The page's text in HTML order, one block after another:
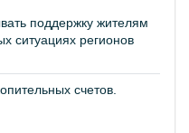
поддержку жителям
ситуациях регионов
счетов.